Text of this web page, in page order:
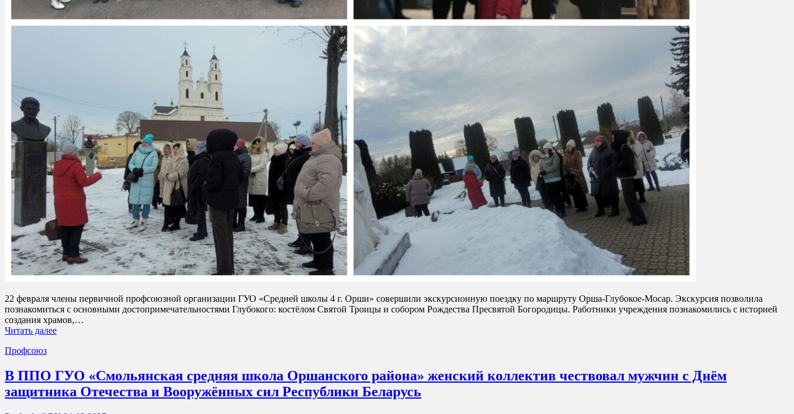
22 февраля члены первичной профсоюзной организации ГУО «Средней школы 4 г. Орши» совершили экскурсионную поездку по маршруту Орша-Глубокое-Мосар. Экскурсия позволила
познакомиться с основными достопримечательностями Глубокого: костёлом Святой Троицы и собором Рождества Пресвятой Богородицы. Работники учреждения познакомились с историей
создания храмов,…
Читать далее
Профсоюз
В ППО ГУО «Смольянская средняя школа Оршанского района» женский коллектив чествовал мужчин с Днём
защитника Отечества и Вооружённых сил Республики Беларусь